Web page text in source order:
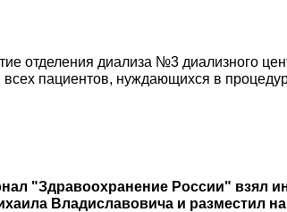
отделения диализа №3
пациентов, нуждающихся в
"Здравоохранение России"
Владиславовича и разместил